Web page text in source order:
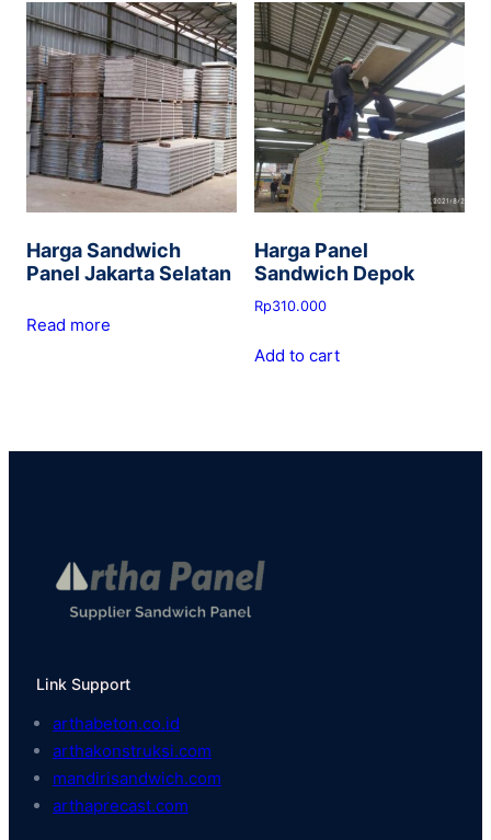
Harga Sandwich
Panel Jakarta Selatan
Read more
Harga Panel
Sandwich Depok
Rp310.000
Add to cart
Link Support
arthabeton.co.id
arthakonstruksi.com
mandirisandwich.com
arthaprecast.com